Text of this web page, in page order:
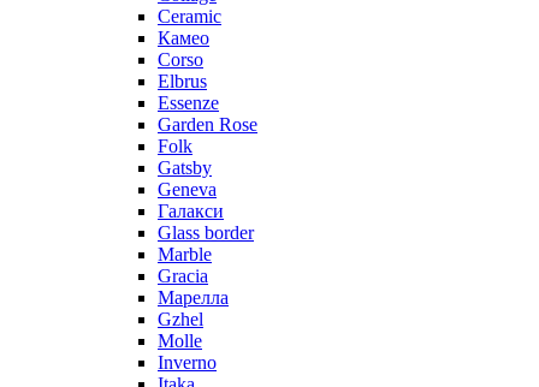
Ceramic
Камео
Corso
Elbrus
Essenze
Garden Rose
Folk
Gatsby
Geneva
Галакси
Glass border
Marble
Gracia
Марелла
Gzhel
Molle
Inverno